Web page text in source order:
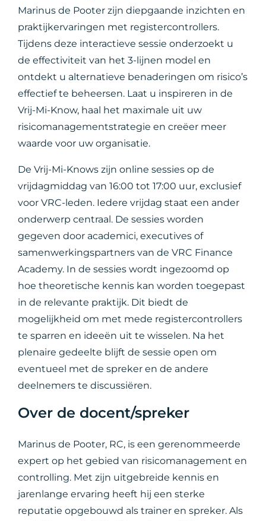
Marinus de Pooter zijn diepgaande inzichten en
praktijkervaringen met registercontrollers.
Tijdens deze interactieve sessie onderzoekt u
de effectiviteit van het 3-lijnen model en
ontdekt u alternatieve benaderingen om risico’s
effectief te beheersen. Laat u inspireren in de
Vrij-Mi-Know, haal het maximale uit uw
risicomanagementstrategie en creëer meer
waarde voor uw organisatie.
De Vrij-Mi-Knows zijn online sessies op de
vrijdagmiddag van 16:00 tot 17:00 uur, exclusief
voor VRC-leden. Iedere vrijdag staat een ander
onderwerp centraal. De sessies worden
gegeven door academici, executives of
samenwerkingspartners van de VRC Finance
Academy. In de sessies wordt ingezoomd op
hoe theoretische kennis kan worden toegepast
in de relevante praktijk. Dit biedt de
mogelijkheid om met mede registercontrollers
te sparren en ideeën uit te wisselen. Na het
plenaire gedeelte blijft de sessie open om
eventueel met de spreker en de andere
deelnemers te discussiëren.
Over de docent/spreker
Marinus de Pooter, RC, is een gerenommeerde
expert op het gebied van risicomanagement en
controlling. Met zijn uitgebreide kennis en
jarenlange ervaring heeft hij een sterke
reputatie opgebouwd als trainer en spreker. Als